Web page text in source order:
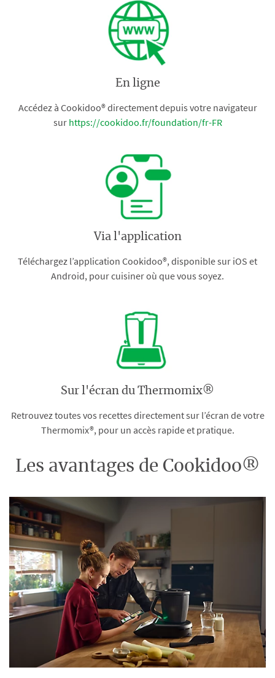
En ligne
Accédez à Cookidoo® directement depuis votre navigateur
sur https://cookidoo.fr/foundation/fr-FR
Via l'application
Téléchargez l’application Cookidoo®, disponible sur iOS et
Android, pour cuisiner où que vous soyez.
Sur l'écran du Thermomix®
Retrouvez toutes vos recettes directement sur l’écran de votre
Thermomix®, pour un accès rapide et pratique.
Les avantages de Cookidoo®